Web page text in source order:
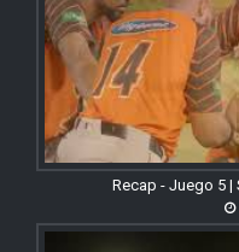
Recap - Juego 5 |